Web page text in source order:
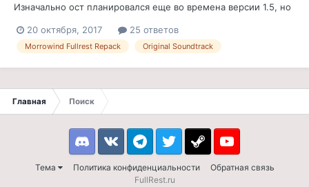
Изначально ост планировался еще во времена версии 1.5, но
было решено собрать свой набор боевой, атмосферной и
прочей музыки. Процесс не из легких, но кое-что все же
20 октября, 2017 25 ответов
Morrowind Fullrest Repack Original Soundtrack
Главная Поиск
Тема Политика конфиденциальности Обратная связь
DiscordVK TelegramTwitter Steam Youtube
FullRest.ru